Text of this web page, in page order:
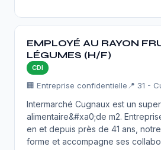
EMPLOYÉ AU RAYON
LÉGUMES (H/F)
CDI
🏢 Entreprise confidentielle 📍 31 -
Intermarché Cugnaux est un
alimentaire&#xa0;de m2.
en et depuis près de 41 ans,
forme et accompagne ses